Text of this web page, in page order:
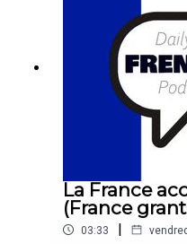
La France
(France
03:33 |